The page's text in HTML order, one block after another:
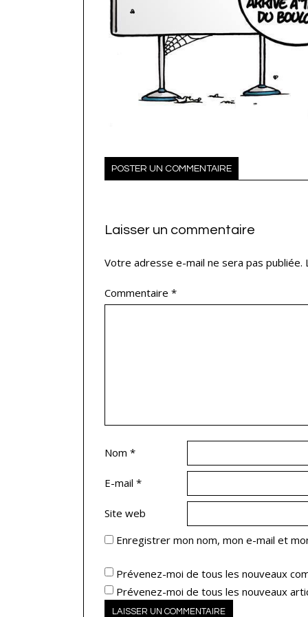
POSTER UN COMMENTAIRE
Laisser un commentaire
Votre adresse e-mail ne sera pas publiée.
Commentaire *
Nom *
E-mail *
Site web
Enregistrer mon nom, mon e-mail et
Prévenez-moi de tous les nouveaux
Prévenez-moi de tous les nouveaux